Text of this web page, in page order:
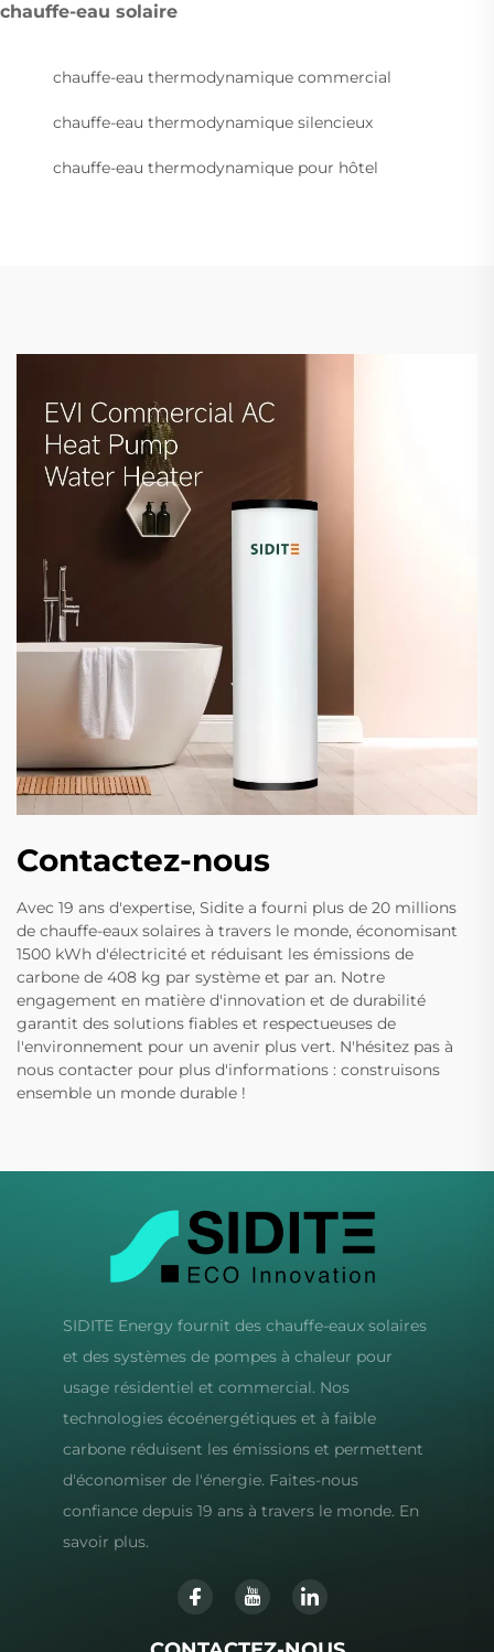
chauffe-eau solaire
chauffe-eau thermodynamique commercial
chauffe-eau thermodynamique silencieux
chauffe-eau thermodynamique pour hôtel
Contactez-nous
Avec 19 ans d'expertise, Sidite a fourni plus de 20 millions
de chauffe-eaux solaires à travers le monde, économisant
1500 kWh d'électricité et réduisant les émissions de
carbone de 408 kg par système et par an. Notre
engagement en matière d'innovation et de durabilité
garantit des solutions fiables et respectueuses de
l'environnement pour un avenir plus vert. N'hésitez pas à
nous contacter pour plus d'informations : construisons
ensemble un monde durable !
SIDITE Energy fournit des chauffe-eaux solaires
et des systèmes de pompes à chaleur pour
usage résidentiel et commercial. Nos
technologies écoénergétiques et à faible
carbone réduisent les émissions et permettent
d'économiser de l'énergie. Faites-nous
confiance depuis 19 ans à travers le monde. En
savoir plus.